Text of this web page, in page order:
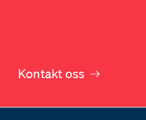
Kontakt oss